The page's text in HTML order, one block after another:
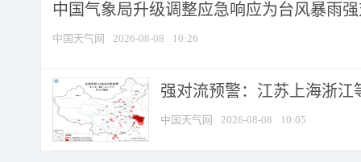
中国气象局升级调整应急响应为台风暴雨
中国天气网 2026-08-08 10:26
强对流预警：江苏上海浙江
中国天气网 2026-08-08 10:05